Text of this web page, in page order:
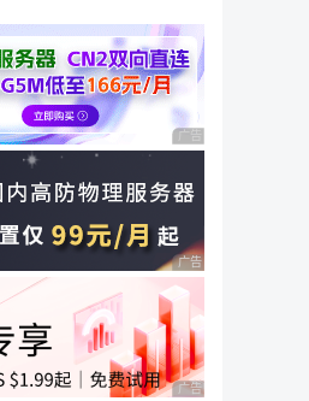
广告 商业广告，理性
广告 商业广告，理性
广告 商业广告，理性